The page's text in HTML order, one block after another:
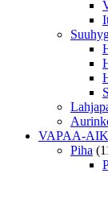
VAPAA-
Piha